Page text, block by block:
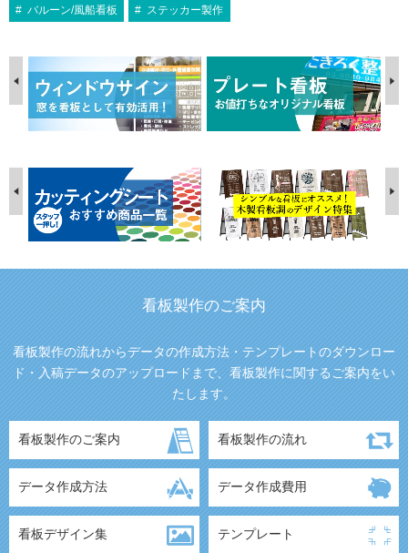
バルーン/風船看板 ステッカー製作
看板製作のご案内
看板製作の流れからデータの作成方法・テンプレートのダウンロー
ド・入稿データのアップロードまで、看板製作に関するご案内をい
たします。
看板製作のご案内 看板製作の流れ
データ作成方法 データ作成費用
看板デザイン集 テンプレート